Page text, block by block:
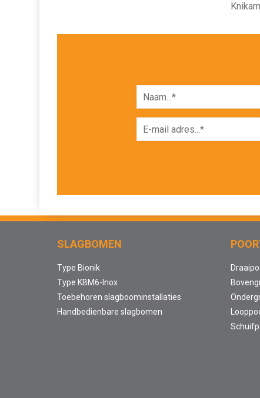
SLAGBOMEN
Type Bionik
Type KBM6-Inox
Toebehoren slagboominstallaties
Handbedienbare slagbomen